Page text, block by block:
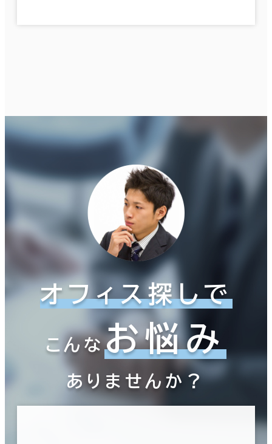
オフィス探しで
こんなお悩み
ありませんか？